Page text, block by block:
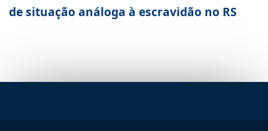
de situação análoga à escravidão no RS